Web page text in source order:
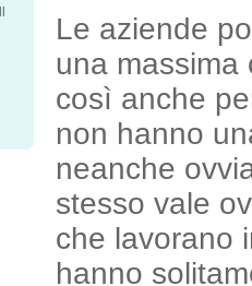
Le aziende
una massima
così anche
non hanno
neanche
stesso vale
che lavorano
hanno